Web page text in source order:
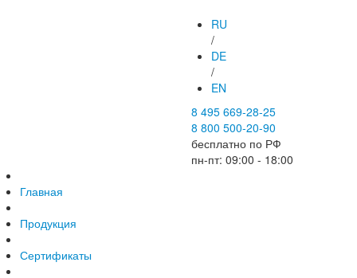
RU
/
DE
/
EN
8 495 669-28-25
8 800 500-20-90
бесплатно по РФ
пн-пт: 09:00 - 18:00
Главная
Продукция
Сертификаты